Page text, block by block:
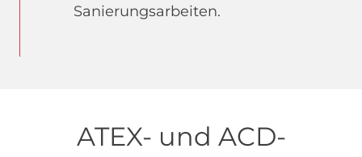
Sanierungsarbeiten.
ATEX- und ACD-